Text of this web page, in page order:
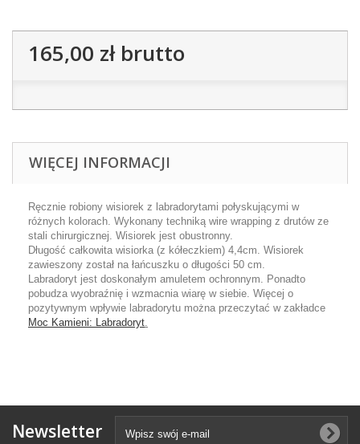
165,00 złbrutto
WIĘCEJ INFORMACJI
Ręcznie robiony wisiorek z labradorytami połyskującymi w
różnych kolorach. Wykonany techniką wire wrapping z drutów ze
stali chirurgicznej. Wisiorek jest obustronny.
Długość całkowita wisiorka (z kółeczkiem) 4,4cm. Wisiorek
zawieszony został na łańcuszku o długości 50 cm.
Labradoryt jest doskonałym amuletem ochronnym. Ponadto
pobudza wyobraźnię i wzmacnia wiarę w siebie. Więcej o
pozytywnym wpływie labradorytu można przeczytać w zakładce
Moc Kamieni: Labradoryt.
Newsletter